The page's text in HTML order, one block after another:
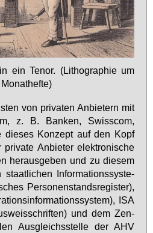
ein Te­nor. (Li­tho­gra­phie um
von pri­va­ten An­bie­tern mit
z. B. Ban­ken, Swiss­com,
die­ses Kon­zept auf den Kopf
An­bie­ter elek­tro­ni­sche
her­aus­ge­ben und zu die­sem
In­for­ma­ti­ons­sys­te­
Per­so­nen­stands­re­gis­ter),
ISA
und dem Zen­
Aus­gleichs­stel­le der AHV